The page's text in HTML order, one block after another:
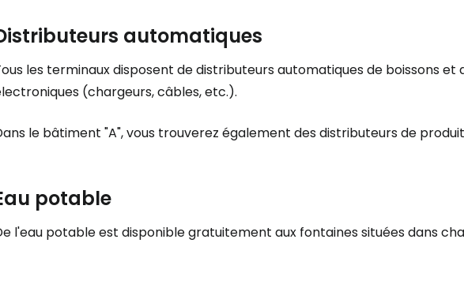
automatiques
les terminaux disposent de distributeurs automatiques de boissons
(chargeurs, câbles, etc.).
le bâtiment "A", vous trouverez également des distributeurs de
potable
l'eau potable est disponible gratuitement aux fontaines situées dans